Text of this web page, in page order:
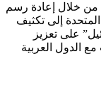
من خلال إعادة رسم
إلى تكثيف
على تعزيز
الدول العربية